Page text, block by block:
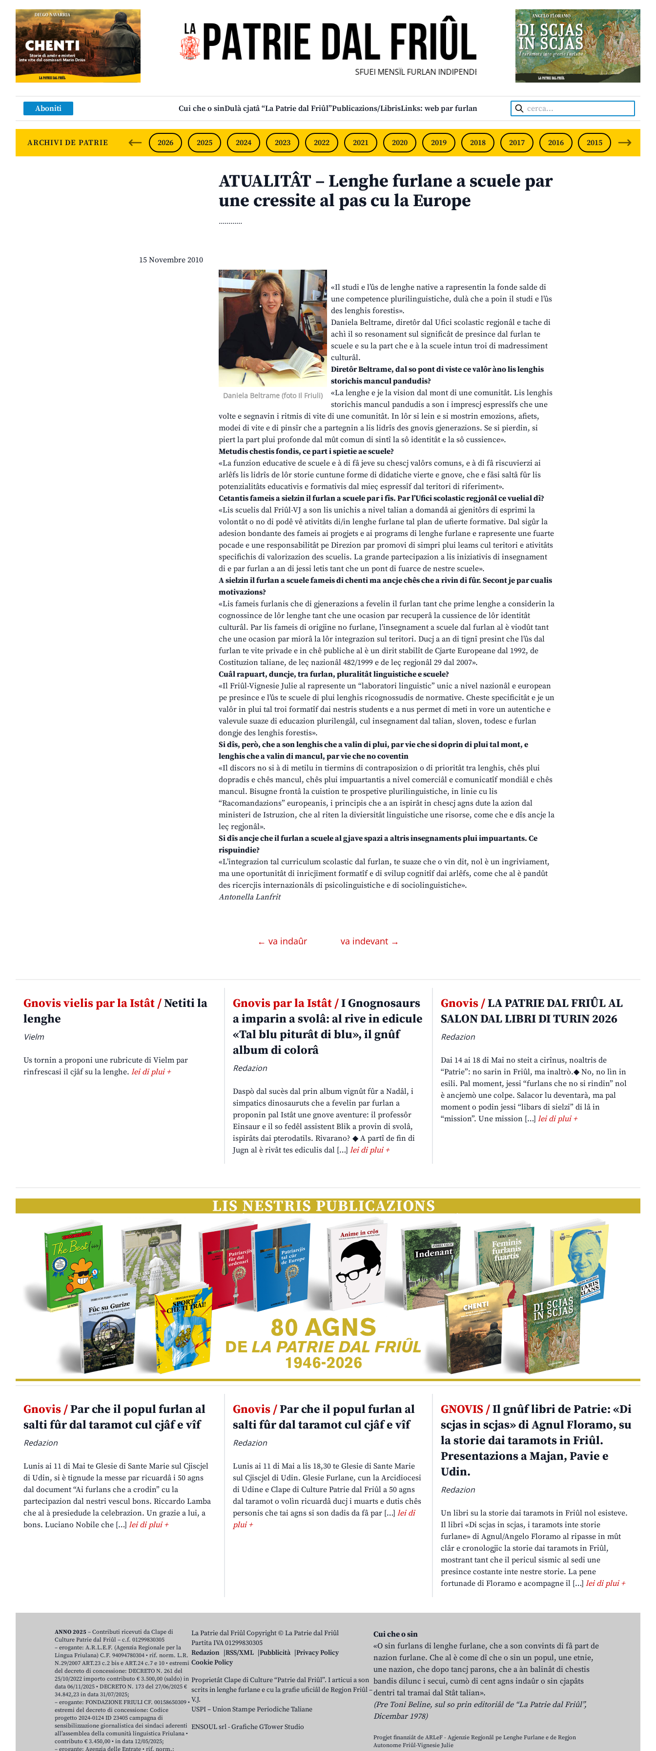
SFUEI MENSÎL FURLAN INDIPENDENT • INDEPENDENT FRIULIAN MONTHLY •
Aboniti Cui che o sinDulà cjatâ “La Patrie dal Friûl”Publicazions/LibrisLinks: web par furlan Cerca:
ARCHIVI DE PATRIE 2026 2025 2024 2023 2022 2021 2020 2019 2018 2017 2016 2015 2014
ATUALITÂT – Lenghe furlane a scuele par
une cressite al pas cu la Europe
............
15 Novembre 2010
Daniela Beltrame (foto Il Friuli)
«Il studi e l’ûs de lenghe native a rapresentin la fonde salde di
une competence plurilinguistiche, dulà che a poin il studi e l’ûs
des lenghis forestis».
Daniela Beltrame, diretôr dal Ufici scolastic regjonâl e tache di
achì il so resonament sul significât de presince dal furlan te
scuele e su la part che e à la scuele intun troi di madressiment
culturâl.
Diretôr Beltrame, dal so pont di viste ce valôr àno lis lenghis
storichis mancul pandudis?
«La lenghe e je la vision dal mont di une comunitât. Lis lenghis
storichis mancul pandudis a son i imprescj espressîfs che une
volte e segnavin i ritmis di vite di une comunitât. In lôr si lein e si mostrin emozions, afiets,
modei di vite e di pinsîr che a partegnin a lis lidrîs des gnovis gjenerazions. Se si pierdin, si
piert la part plui profonde dal mût comun di sintî la sô identitât e la sô cussience».
Metudis chestis fondis, ce part i spietie ae scuele?
«La funzion educative de scuele e à di fâ jeve su chescj valôrs comuns, e à di fâ riscuvierzi ai
arlêfs lis lidrîs de lôr storie cuntune forme di didatiche vierte e gnove, che e fâsi saltâ fûr lis
potenzialitâts educativis e formativis dal mieç espressîf dal teritori di riferiment».
Cetantis fameis a sielzin il furlan a scuele par i fîs. Par l’Ufici scolastic regjonâl ce vuelial dî?
«Lis scuelis dal Friûl-VJ a son lis unichis a nivel talian a domandâ ai gjenitôrs di esprimi la
volontât o no di podê vê ativitâts di/in lenghe furlane tal plan de ufierte formative. Dal sigûr la
adesion bondante des fameis ai progjets e ai programs di lenghe furlane e rapresente une fuarte
pocade e une responsabilitât pe Direzion par promovi di simpri plui leams cul teritori e ativitâts
specifichis di valorizazion des scuelis. La grande partecipazion a lis iniziativis di insegnament
di e par furlan a an di jessi letis tant che un pont di fuarce de nestre scuele».
A sielzin il furlan a scuele fameis di chenti ma ancje chês che a rivin di fûr. Secont je par cualis
motivazions?
«Lis fameis furlanis che di gjenerazions a fevelin il furlan tant che prime lenghe a considerin la
cognossince de lôr lenghe tant che une ocasion par recuperâ la cussience de lôr identitât
culturâl. Par lis fameis di origjine no furlane, l’insegnament a scuele dal furlan al è viodût tant
che une ocasion par miorâ la lôr integrazion sul teritori. Ducj a an di tignî presint che l’ûs dal
furlan te vite privade e in chê publiche al è un dirit stabilît de Cjarte Europeane dal 1992, de
Costituzion taliane, de leç nazionâl 482/1999 e de leç regjonâl 29 dal 2007».
Cuâl rapuart, duncje, tra furlan, pluralitât linguistiche e scuele?
«Il Friûl-Vignesie Julie al rapresente un “laboratori linguistic” unic a nivel nazionâl e european
pe presince e l’ûs te scuele di plui lenghis ricognossudis de normative. Cheste specificitât e je un
valôr in plui tal troi formatîf dai nestris students e a nus permet di meti in vore un autentiche e
valevule suaze di educazion plurilengâl, cul insegnament dal talian, sloven, todesc e furlan
dongje des lenghis forestis».
Si dîs, però, che a son lenghis che a valin di plui, par vie che si doprin di plui tal mont, e
lenghis che a valin di mancul, par vie che no coventin
«Il discors no si à di metilu in tiermins di contraposizion o di prioritât tra lenghis, chês plui
dopradis e chês mancul, chês plui impuartantis a nivel comerciâl e comunicatîf mondiâl e chês
mancul. Bisugne frontâ la cuistion te prospetive plurilinguistiche, in linie cu lis
“Racomandazions” europeanis, i principis che a an ispirât in chescj agns dute la azion dal
ministeri de Istruzion, che al riten la diviersitât linguistiche une risorse, come che e dîs ancje la
leç regjonâl».
Si dîs ancje che il furlan a scuele al gjave spazi a altris insegnaments plui impuartants. Ce
rispuindie?
«L’integrazion tal curriculum scolastic dal furlan, te suaze che o vin dit, nol è un ingriviament,
ma une oportunitât di inricjiment formatîf e di svilup cognitîf dai arlêfs, come che al è pandût
des ricercjis internazionâls di psicolinguistiche e di sociolinguistiche».
Antonella Lanfrit
← va indaûr va indevant →
Gnovis vielis par la Istât /Netiti la
lenghe
Vielm
Us tornin a proponi une rubricute di Vielm par
rinfrescasi il cjâf su la lenghe. lei di plui +
Gnovis par la Istât /I Gnognosaurs
a imparin a svolâ: al rive in edicule
«Tal blu piturât di blu», il gnûf
album di colorâ
Redazion
Daspò dal sucès dal prin album vignût fûr a Nadâl, i
simpatics dinosauruts che a fevelin par furlan a
proponin pal Istât une gnove aventure: il professôr
Einsaur e il so fedêl assistent Blik a provin di svolâ,
ispirâts dai pterodatils. Rivarano? ◆ A partî de fin di
Jugn al è rivât tes ediculis dal […] lei di plui +
Gnovis /LA PATRIE DAL FRIÛL AL
SALON DAL LIBRI DI TURIN 2026
Redazion
Dai 14 ai 18 di Mai no steit a cirînus, noaltris de
“Patrie”: no sarin in Friûl, ma inaltrò.◆ No, no lìn in
esili. Pal moment, jessi “furlans che no si rindin” nol
è ancjemò une colpe. Salacor lu deventarà, ma pal
moment o podin jessi “libars di sielzi” di lâ in
“mission”. Une mission […]lei di plui +
Gnovis /Par che il popul furlan al
salti fûr dal taramot cul cjâf e vîf
Redazion
Lunis ai 11 di Mai te Glesie di Sante Marie sul Cjiscjel
di Udin, si è tignude la messe par ricuardâ i 50 agns
dal document “Ai furlans che a crodin” cu la
partecipazion dal nestri vescul bons. Riccardo Lamba
che al à presiedude la celebrazion. Un grazie a lui, a
bons. Luciano Nobile che […] lei di plui +
Gnovis /Par che il popul furlan al
salti fûr dal taramot cul cjâf e vîf
Redazion
Lunis ai 11 di Mai a lis 18,30 te Glesie di Sante Marie
sul Cjiscjel di Udin. Glesie Furlane, cun la Arcidiocesi
di Udine e Clape di Culture Patrie dal Friûl a 50 agns
dal taramot o volìn ricuardâ ducj i muarts e dutis chês
personis che tai agns si son dadis da fâ par […] lei di
plui +
GNOVIS /Il gnûf libri de Patrie: «Di
scjas in scjas» di Agnul Floramo, su
la storie dai taramots in Friûl.
Presentazions a Majan, Pavie e
Udin.
Redazion
Un libri su la storie dai taramots in Friûl nol esisteve.
Il libri «Di scjas in scjas, i taramots inte storie
furlane» di Agnul/Angelo Floramo al ripasse in mût
clâr e cronologjic la storie dai taramots in Friûl,
mostrant tant che il pericul sismic al sedi une
presince costante inte nestre storie. La pene
fortunade di Floramo e acompagne il […]lei di plui +
La Patrie dal Friûl Copyright © La Patrie dal Friûl
Partita IVA 01299830305
Redazion
RSS/XML Pubblicità
Privacy Policy
Cookie Policy
Proprietât Clape di Culture “Patrie dal Friûl”. I articui a son
scrits in lenghe furlane e cu la grafie uficiâl de Regjon Friûl –
V.J.
USPI – Union Stampe Periodiche Taliane
ENSOUL srl-Grafiche GTower Studio
Cui che o sin
«O sin furlans di lenghe furlane, che a son convints di fâ part de
nazion furlane. Che al è come dî che o sin un popul, une etnie,
une nazion, che dopo tancj parons, che a àn balinât di chestis
bandis dilunc i secui, cumò di cent agns indaûr o sin cjapâts
dentri tal tramai dal Stât talian».
(Pre Toni Beline, sul so prin editoriâl de “La Patrie dal Friûl”,
Dicembar 1978)
Progjet finanziât de ARLeF - Agjenzie Regjonâl pe Lenghe Furlane e de Regjon
Autonome Friûl-Vignesie Julie
ANNO 2025 – Contributi ricevuti da Clape di
Culture Patrie dal Friûl – c.f. 01299830305
– erogante: A.R.L.E.F. (Agenzia Regionale per la
Lingua Friulana) C.F. 94094780304 • rif. norm. L.R.
N.29/2007 ART.23 c.2 bis e ART.24 c.7 e 10 • estremi
del decreto di concessione: DECRETO N. 261 del
25/10/2022 importo contributo € 3.500,00 (saldo) in
data 06/11/2025 • DECRETO N. 173 del 27/06/2025 €
34.842,23 in data 31/07/2025;
– erogante: FONDAZIONE FRIULI CF. 00158650309 •
estremi del decreto di concessione: Codice
progetto 2024-0124 ID 23405 campagna di
sensibilizzazione giornalistica dei sindaci aderenti
all’assemblea della comunità linguistica Friulana •
contributo € 3.450,00 • in data 12/05/2025;
– erogante: Agenzia delle Entrate • rif. norm.: